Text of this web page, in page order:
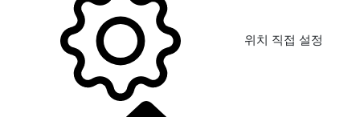
위치 직접 설정